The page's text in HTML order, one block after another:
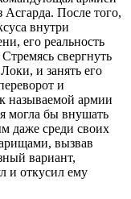
После того,
внутри
его реальность
свергнуть
и занять его
и
называемой армии
могла бы внушать
даже среди своих
вызвав
вариант,
и откусил ему